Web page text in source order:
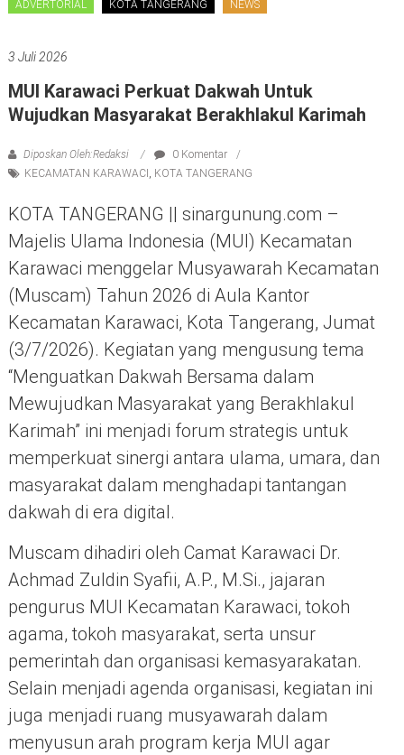
ADVERTORIAL KOTA TANGERANG NEWS
3 Juli 2026
MUI Karawaci Perkuat Dakwah Untuk
Wujudkan Masyarakat Berakhlakul Karimah
Diposkan Oleh:Redaksi
0 Komentar
KECAMATAN KARAWACI , KOTA TANGERANG
KOTA TANGERANG || sinargunung.com –
Majelis Ulama Indonesia (MUI) Kecamatan
Karawaci menggelar Musyawarah Kecamatan
(Muscam) Tahun 2026 di Aula Kantor
Kecamatan Karawaci, Kota Tangerang, Jumat
(3/7/2026). Kegiatan yang mengusung tema
“Menguatkan Dakwah Bersama dalam
Mewujudkan Masyarakat yang Berakhlakul
Karimah” ini menjadi forum strategis untuk
memperkuat sinergi antara ulama, umara, dan
masyarakat dalam menghadapi tantangan
dakwah di era digital.
Muscam dihadiri oleh Camat Karawaci Dr.
Achmad Zuldin Syafii, A.P., M.Si., jajaran
pengurus MUI Kecamatan Karawaci, tokoh
agama, tokoh masyarakat, serta unsur
pemerintah dan organisasi kemasyarakatan.
Selain menjadi agenda organisasi, kegiatan ini
juga menjadi ruang musyawarah dalam
menyusun arah program kerja MUI agar